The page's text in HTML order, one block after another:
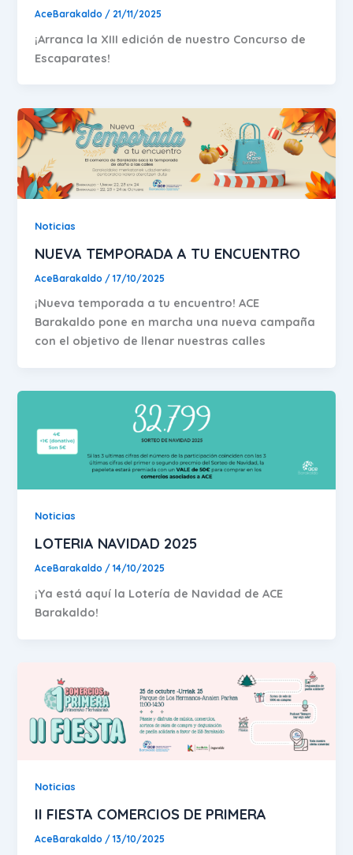
AceBarakaldo / 21/11/2025
¡Arranca la XIII edición de nuestro Concurso de
Escaparates!
Noticias
NUEVA TEMPORADA A TU ENCUENTRO
AceBarakaldo /17/10/2025
¡Nueva temporada a tu encuentro! ACE
Barakaldo pone en marcha una nueva campaña
con el objetivo de llenar nuestras calles
Noticias
LOTERIA NAVIDAD 2025
AceBarakaldo /14/10/2025
¡Ya está aquí la Lotería de Navidad de ACE
Barakaldo!
Noticias
II FIESTA COMERCIOS DE PRIMERA
AceBarakaldo /13/10/2025